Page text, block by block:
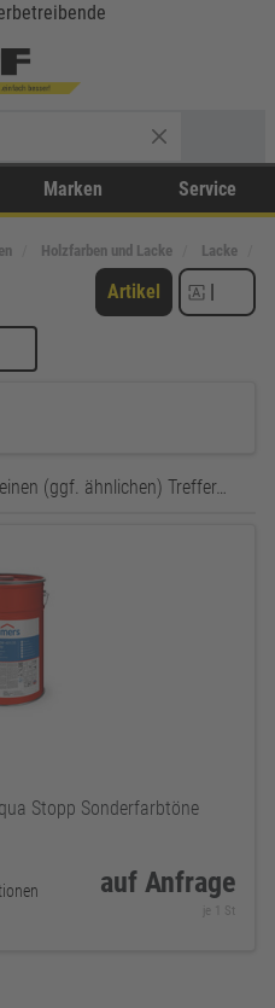
Marken Service
Holzfarben und Lacke Lacke
Artikel |
(ggf. ähnlichen) Treffer…
Stopp Sonderfarbtöne
auf Anfrage
je 1 St